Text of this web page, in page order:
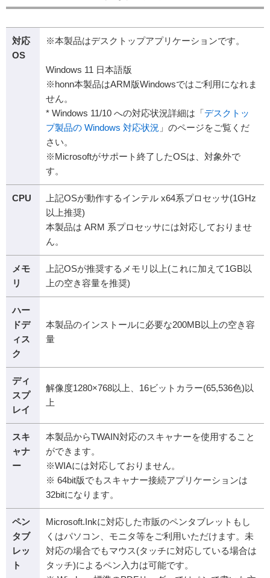
対応
OS
※本製品はデスクトップアプリケーションです。
Windows 11 日本語版
※honn本製品はARM版Windowsではご利用になれま
せん。
* Windows 11/10 への対応状況詳細は「デスクトッ
プ製品の Windows 対応状況 」のページをご覧くだ
さい。
※Microsoftがサポート終了したOSは、対象外で
す。
CPU
上記OSが動作するインテル x64系プロセッサ(1GHz
以上推奨)
本製品は ARM 系プロセッサには対応しておりませ
ん。
メモ
リ
上記OSが推奨するメモリ以上(これに加えて1GB以
上の空き容量を推奨)
ハー
ドデ
ィス
ク
本製品のインストールに必要な200MB以上の空き容
量
ディ
スプ
レイ
解像度1280×768以上、16ビットカラー(65,536色)以
上
スキ
ャナ
ー
本製品からTWAIN対応のスキャナーを使用すること
ができます。
※WIAには対応しておりません。
※ 64bit版でもスキャナー接続アプリケーションは
32bitになります。
ペン
タブ
レッ
ト
Microsoft.Inkに対応した市販のペンタブレットもし
くはパソコン、モニタ等をご利用いただけます。未
対応の場合でもマウス(タッチに対応している場合は
タッチ)によるペン入力は可能です。